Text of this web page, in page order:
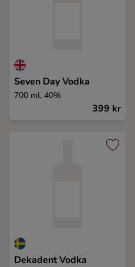
Seven Day Vodka
700 ml, 40%
399 kr
Dekadent Vodka